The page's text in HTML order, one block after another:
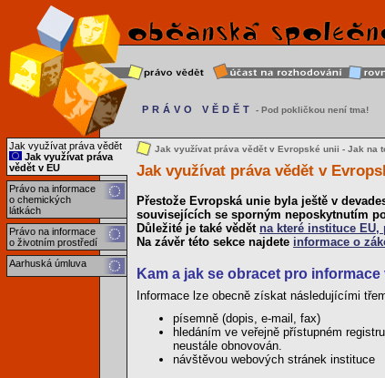
Jak využívat práva vědět
Jak využívat práva
vědět v EU
Právo na informace
o chemických
látkách
Právo na informace
o životním prostředí
Aarhuská úmluva
PRÁVO VĚDĚT
- Pod pokličkou není tma!
Jak využívat práva vědět v Evropské unii - Jak na
Jak využívat práva vědět v
Přestože Evropská unie byla ještě v
souvisejících se sporným neposkytnutím
Důležité je také vědět na které instituce
Na závěr této sekce najdete informace o
Kam a jak se obracet pro informace
Informace lze obecně získat následujícími
písemně (dopis, e-mail, fax)
hledáním ve veřejně přístupném
neustále obnovován.
návštěvou webových stránek instituce